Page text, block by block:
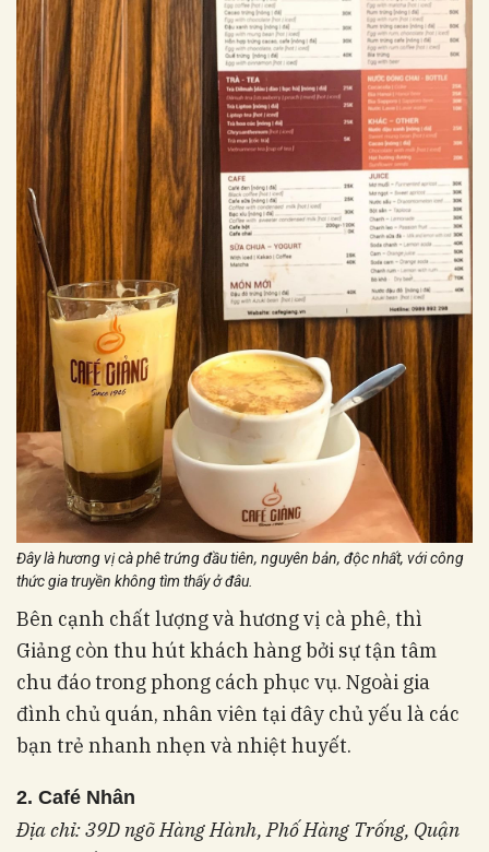
Đây là hương vị cà phê trứng đầu tiên, nguyên bản, độc nhất, với công
thức gia truyền không tìm thấy ở đâu.
Bên cạnh chất lượng và hương vị cà phê, thì
Giảng còn thu hút khách hàng bởi sự tận tâm
chu đáo trong phong cách phục vụ. Ngoài gia
đình chủ quán, nhân viên tại đây chủ yếu là các
bạn trẻ nhanh nhẹn và nhiệt huyết.
2. Café Nhân
Địa chỉ: 39D ngõ Hàng Hành, Phố Hàng Trống, Quận